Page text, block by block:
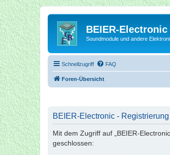
BEIER-Electronic
Soundmodule und andere
Schnellzugriff FAQ
Foren-Übersicht
BEIER-Electronic - Registrierung
Mit dem Zugriff auf „BEIER-
geschlossen: